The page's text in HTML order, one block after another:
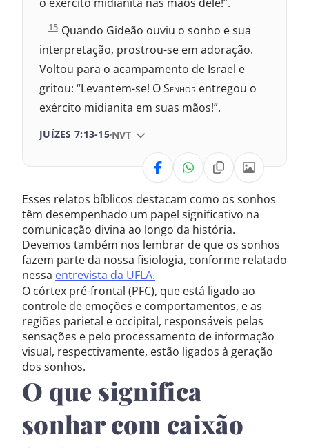
s
: J
í
e
s
:
15 Quando Gideão ouviu o sonho e sua
interpretação, prostrou-se em adoração.
Voltou para o acampamento de Israel e
gritou: “Levantem-se! O Senhor entregou o
exército midianita em suas mãos!”.
JUÍZES 7:13-15 VERSÃO DA BÍBLIA
NVT
VERSÃO
Nova Versão Internacional
2017 – Nova Almeida Atualizada
2009 – Almeida Revisada e Corrigida
1969 – Almeida Revisada e Corrigida
1993 – Almeida Revisada e Atualizada
Esses relatos bíblicos destacam como os sonhos
têm desempenhado um papel significativo na
comunicação divina ao longo da história.
Devemos também nos lembrar de que os sonhos
fazem parte da nossa fisiologia, conforme relatado
nessa entrevista da UFLA.
O córtex pré-frontal (PFC), que está ligado ao
controle de emoções e comportamentos, e as
regiões parietal e occipital, responsáveis pelas
sensações e pelo processamento de informação
visual, respectivamente, estão ligados à geração
dos sonhos.
O que significa
sonhar com caixão